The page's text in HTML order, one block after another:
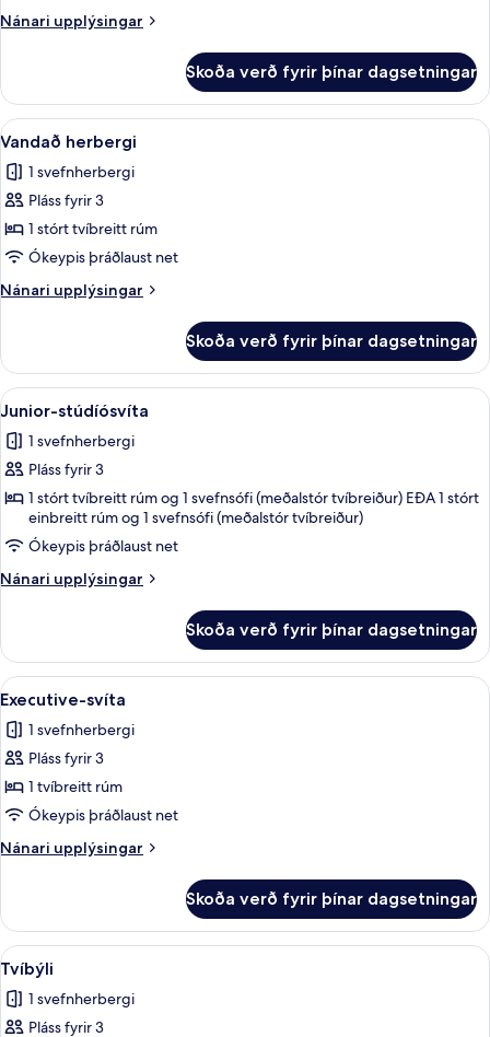
Nánari upplýsingar
Nánari
herbergi
Skoða verð fyrir þínar dagsetningar
Skoða
allar
myndir
fyrir
Vandað
herbergi
Vandað herbergi | Rúmföt af bestu
6
Vandað herbergi
1 svefnherbergi
Pláss fyrir 3
1 stórt tvíbreitt rúm
Ókeypis þráðlaust net
Nánari upplýsingar
Nánari
herbergi
Skoða verð fyrir þínar dagsetningar
Skoða
allar
myndir
fyrir
Junior-
stúdíósvíta
Junior-stúdíósvíta | Rúmföt af
4
Junior-stúdíósvíta
1 svefnherbergi
Pláss fyrir 3
1 stórt tvíbreitt rúm og 1 svefnsófi (meðalstór tvíbreiður) EÐA 1 stórt
einbreitt rúm og 1 svefnsófi (meðalstór tvíbreiður)
Ókeypis þráðlaust net
Nánari upplýsingar
Nánari
stúdíósvíta
Skoða verð fyrir þínar dagsetningar
Skoða
allar
myndir
fyrir
Executive-
svíta
Executive-svíta | Rúmföt af bestu
4
Executive-svíta
1 svefnherbergi
Pláss fyrir 3
1 tvíbreitt rúm
Ókeypis þráðlaust net
Nánari upplýsingar
Nánari
svíta
Skoða verð fyrir þínar dagsetningar
Skoða
allar
myndir
fyrir
Tvíbýli | Rúmföt af bestu gerð,
6
Tvíbýli
1 svefnherbergi
Pláss fyrir 3